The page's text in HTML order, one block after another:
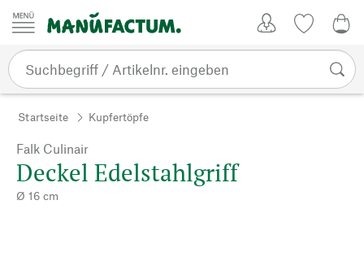
Zum Inhalt springen
Startseite Kupfertöpfe
Falk Culinair
Deckel Edelstahlgriff
Ø 16 cm